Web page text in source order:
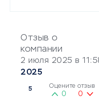
Отзыв о
компании
2 июля 2025 в
2025
5 Оцените отзыв
0 0